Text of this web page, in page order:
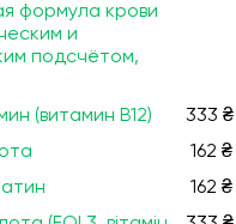
формула крови
и
подсчётом,
(витамин B12) 333 ₴
162 ₴
162 ₴